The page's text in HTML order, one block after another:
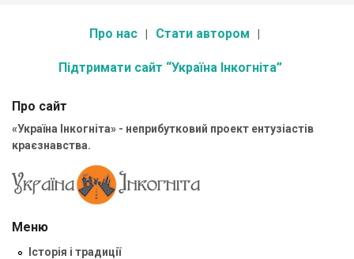
Про нас Стати автором
Підтримати сайт “Україна Інкогніта”
Про сайт
«Україна Інкогніта» - неприбутковий проект ентузіастів
краєзнавства.
Меню
Історія і традиції